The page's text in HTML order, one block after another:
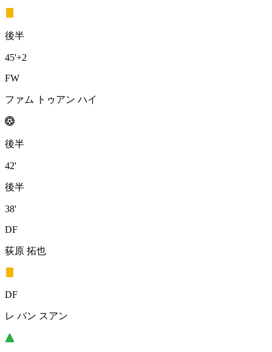
後半
45'+2
FW
ファム トゥアン ハイ
後半
42'
後半
38'
DF
荻原 拓也
DF
レ バン スアン